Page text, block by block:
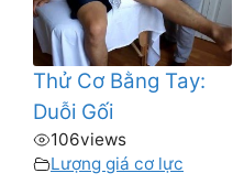
Thử Cơ Bằng Tay:
Duỗi Gối
106views
Lượng giá cơ lực